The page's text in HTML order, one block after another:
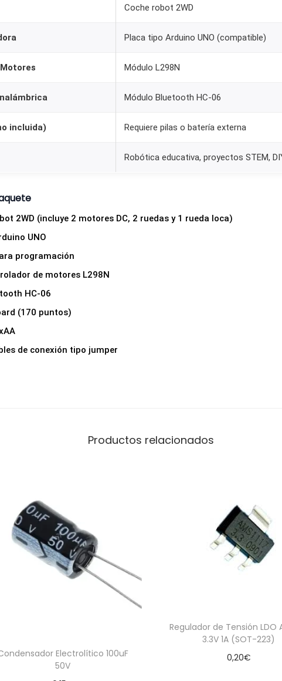
Coche robot 2WD
Placa tipo Arduino UNO (compatible)
Módulo L298N
Módulo Bluetooth HC-06
incluida) Requiere pilas o batería externa
Robótica educativa, proyectos STEM,
2WD (incluye 2 motores DC, 2 ruedas y 1 rueda loca)
UNO
programación
de motores L298N
HC-06
(170 puntos)
de conexión tipo jumper
Productos relacionados
Electrolítico 100uF
50V
Regulador de Tensión LDO
3.3V 1A (SOT-223)
0,20€